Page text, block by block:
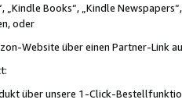
„Kindle Books“, „Kindle
oder
Website über einen Partner-Link
über unsere 1-Click-